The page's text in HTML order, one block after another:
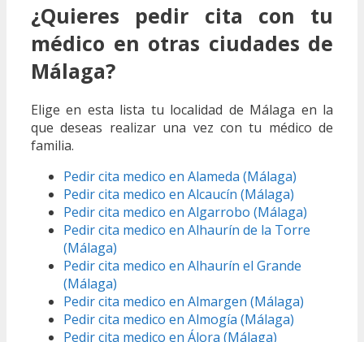
¿Quieres pedir cita con tu
médico en otras ciudades de
Málaga?
Elige en esta lista tu localidad de Málaga en la
que deseas realizar una vez con tu médico de
familia.
Pedir cita medico en Alameda (Málaga)
Pedir cita medico en Alcaucín (Málaga)
Pedir cita medico en Algarrobo (Málaga)
Pedir cita medico en Alhaurín de la Torre
(Málaga)
Pedir cita medico en Alhaurín el Grande
(Málaga)
Pedir cita medico en Almargen (Málaga)
Pedir cita medico en Almogía (Málaga)
Pedir cita medico en Álora (Málaga)